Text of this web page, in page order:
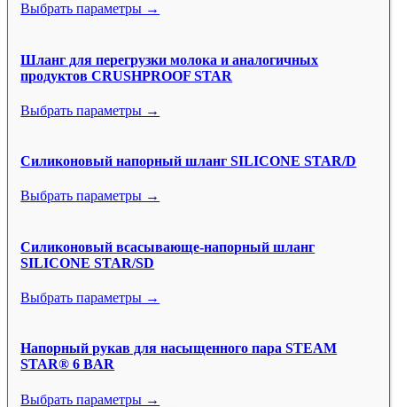
Выбрать параметры →
Шланг для перегрузки молока и аналогичных
продуктов CRUSHPROOF STAR
Выбрать параметры →
Силиконовый напорный шланг SILICONE STAR/D
Выбрать параметры →
Силиконовый всасывающе-напорный шланг
SILICONE STAR/SD
Выбрать параметры →
Напорный рукав для насыщенного пара STEAM
STAR® 6 BAR
Выбрать параметры →